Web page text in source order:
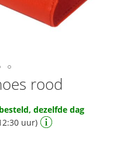
rood
dezelfde dag
uur)